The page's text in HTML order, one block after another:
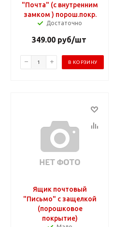
"Почта" (с внутренним
замком ) порош.покр.
Достаточно
349.00руб/шт
В КОРЗИНУ
Ящик почтовый
"Письмо" с защелкой
(порошковое
покрытие)